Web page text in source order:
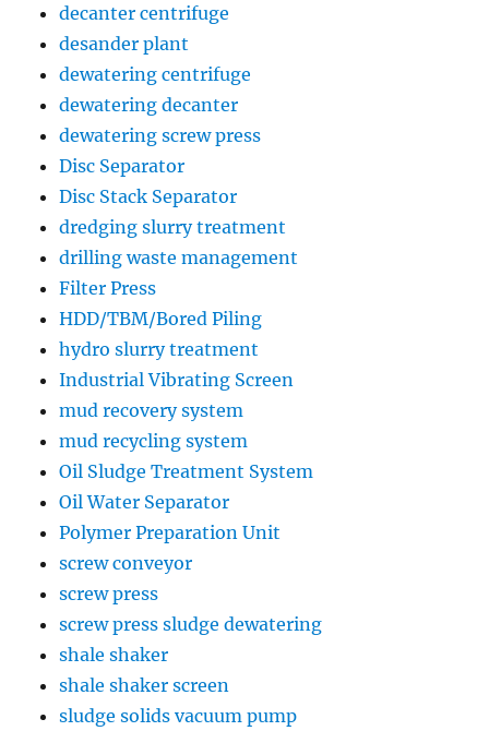
decanter centrifuge
desander plant
dewatering centrifuge
dewatering decanter
dewatering screw press
Disc Separator
Disc Stack Separator
dredging slurry treatment
drilling waste management
Filter Press
HDD/TBM/Bored Piling
hydro slurry treatment
Industrial Vibrating Screen
mud recovery system
mud recycling system
Oil Sludge Treatment System
Oil Water Separator
Polymer Preparation Unit
screw conveyor
screw press
screw press sludge dewatering
shale shaker
shale shaker screen
sludge solids vacuum pump